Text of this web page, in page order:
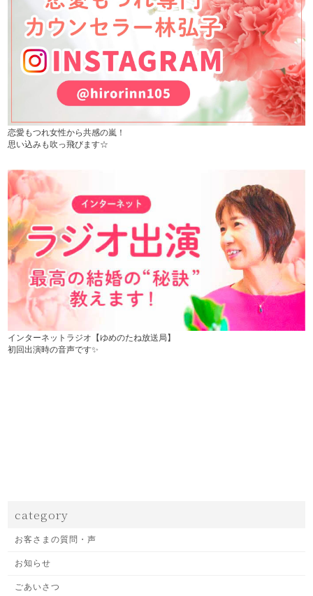
恋愛もつれ女性から共感の嵐！
思い込みも吹っ飛びます☆
インターネットラジオ【ゆめのたね放送局】
初回出演時の音声です✨
category
お客さまの質問・声
お知らせ
ごあいさつ